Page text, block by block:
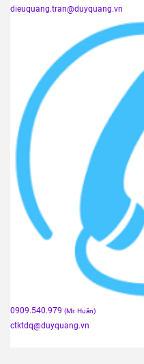
dieuquang.tran@duyquang.vn
0909.540.979 (Mr. Huân)
ctktdq@duyquang.vn